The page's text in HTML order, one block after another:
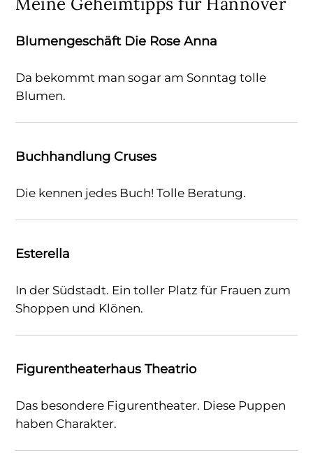
Blumengeschäft Die Rose Anna
Da bekommt man sogar am Sonntag tolle
Blumen.
Buchhandlung Cruses
Die kennen jedes Buch! Tolle Beratung.
Esterella
In der Südstadt. Ein toller Platz für Frauen zum
Shoppen und Klönen.
Figurentheaterhaus Theatrio
Das besondere Figurentheater. Diese Puppen
haben Charakter.